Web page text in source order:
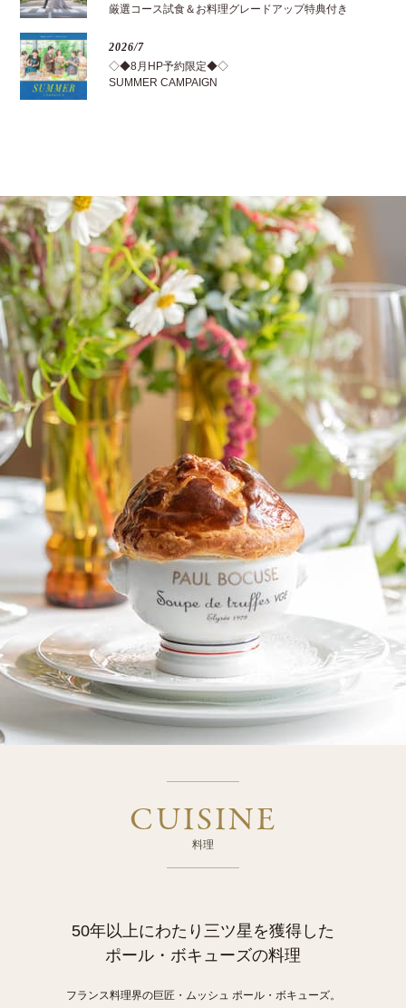
厳選コース試食＆お料理グレードアップ特典付き
2026/7
◇◆8月HP予約限定◆◇
SUMMER CAMPAIGN
CUISINE
料理
50年以上にわたり三ツ星を獲得した
ポール・ボキューズの料理
フランス料理界の巨匠・ムッシュ ポール・ボキューズ。